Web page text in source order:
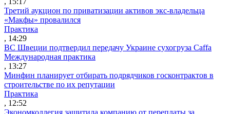
Третий аукцион по приватизации активов экс-владельца
«Макфы» провалился
Практика
, 14:29
ВС Швеции подтвердил передачу Украине сухогруза Caffa
Международная практика
, 13:27
Минфин планирует отбирать подрядчиков госконтрактов в
строительстве по их репутации
Практика
, 12:52
Экономколлегия защитила компанию от переплаты за